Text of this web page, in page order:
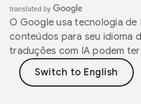
O Google usa tecnologia de
conteúdos para seu idioma
traduções com IA podem